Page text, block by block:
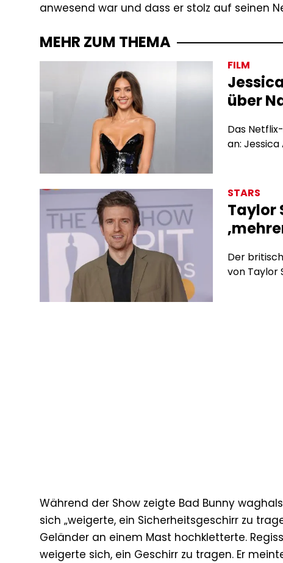
anwesend war und dass er stolz auf seinen
MEHR ZUM THEMA
FILM
über
Das
an:
STARS
Taylor
Der
von Taylor
Während der Show zeigte Bad Bunny
sich „weigerte, ein Sicherheitsgeschirr zu
Geländer an einem Mast hochkletterte.
weigerte sich, ein Geschirr zu tragen. Er